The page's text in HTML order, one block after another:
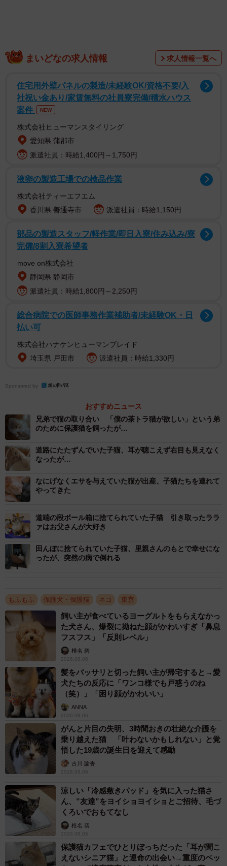
家に来た時は、眼がはれ、鼻水がずるずる垂れていた
ストーブの前に陣取る
2014年6月、もりすくんは、東京都の繁華街で兄弟2匹一緒
に捨てられているところを発見、保護された。生後2カ月く
しかし、保護した人が飼えなくなり、2匹は知り合いの家に
預けられることになった。ところが、その人の家でも飼え
なくなり、2015年6月、2匹は動物病院に預けられた。必要
子猫の時に捨てられてから、あちらこちら渡り歩いてきた
ことになる。
保護猫を飼おう
まいどなの求人情報 求人情報一覧へ
住宅用外壁パネルの製造/未経験OK/資格不要/入
社祝い金あり/家賃無料の社員寮完備/積水ハウス
案件
NEW
株式会社ヒューマンスタイリング
愛知県 蒲郡市
派遣社員：時給1,400円～1,750円
液卵の製造工場での検品作業
株式会社ティーエフエム
香川県 善通寺市
派遣社員：時給1,150円
部品の製造スタッフ/軽作業/即日入寮/住み込み/寮
完備/8割入寮希望者
move on株式会社
静岡県 静岡市
派遣社員：時給1,800円～2,250円
総合病院での医師事務作業補助者/未経験OK・日
払い可
株式会社ハナケンヒューマンブレイド
埼玉県 戸田市
派遣社員：時給1,330円
Sponsored by
おすすめニュース
兄弟で猫の取り合い 「僕の茶トラ猫が欲しい」という弟
のために保護猫を飼ったが…
道路にたたずんでいた子猫、耳が聴こえず右目も見えなく
なったが…
なにげなくエサを与えていた猫が出産、子猫たちを連れて
やってきた
道端の段ボール箱に捨てられていた子猫 引き取ったララ
ァはお父さんが大好き
田んぼに捨てられていた子猫、里親さんのもとで幸せにな
ったが、突然の病で倒れる
もふもふ 保護犬・保護猫 ネコ 東京
飼い主が食べているヨーグルトをもらえなかっ
た犬さん、爆裂に拗ねた顔がかわいすぎ「鼻息
フスフス」「反則レベル」
椎名 碧
2026.08.06
髪をバッサリと切った飼い主が帰宅すると→愛
犬たちの反応に「ワンコ様でも戸惑うのね
（笑）」「困り顔がかわいい」
ANNA
2026.08.06
がんと片目の失明、3時間おきの壮絶な介護を
乗り越えた猫 「叶わないかもしれない」と覚
悟した19歳の誕生日を迎えて感動
古川 諭香
2026.08.06
涼しい「冷感敷きパッド」を気に入った猫さ
ん、”友達”をヨイショヨイショとご招待、毛づ
くろいでおもてなし
椎名 碧
2026.08.05
保護猫カフェでひとりぼっちだった「耳が聞こ
えないシニア猫」と運命の出会い→重度のペッ